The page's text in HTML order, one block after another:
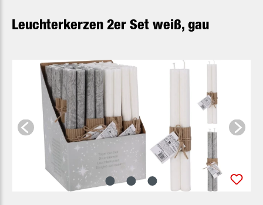
Leuchterkerzen 2er Set weiß, gau
Bildergalerie überspringen